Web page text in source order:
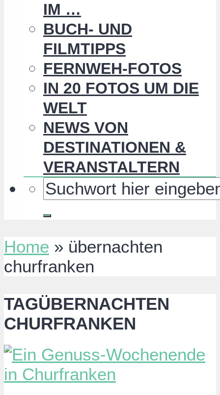
IM …
BUCH- UND
FILMTIPPS
FERNWEH-FOTOS
IN 20 FOTOS UM DIE
WELT
NEWS VON
DESTINATIONEN &
VERANSTALTERN
Home » übernachten
churfranken
TAGÜBERNACHTEN
CHURFRANKEN